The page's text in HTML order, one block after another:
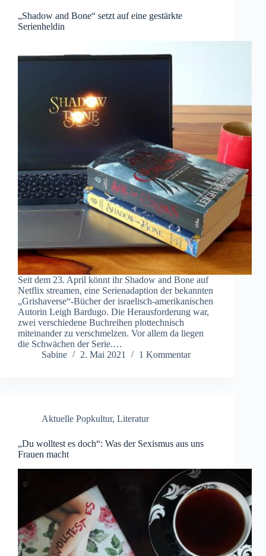
„Shadow and Bone“ setzt auf eine gestärkte
Serienheldin
Seit dem 23. April könnt ihr Shadow and Bone auf
Netflix streamen, eine Serienadaption der bekannten
„Grishaverse“-Bücher der israelisch-amerikanischen
Autorin Leigh Bardugo. Die Herausforderung war,
zwei verschiedene Buchreihen plottechnisch
miteinander zu verschmelzen. Vor allem da liegen
die Schwächen der Serie.…
Sabine
2. Mai 2021 1 Kommentar
Aktuelle Popkultur, Literatur
„Du wolltest es doch“: Was der Sexismus aus uns
Frauen macht